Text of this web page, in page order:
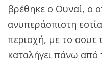
βρέθηκε ο Ουναί, ο
ανυπεράσπιστη
περιοχή, με το σουτ
καταλήγει πάνω από